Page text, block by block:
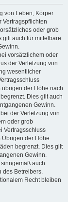
von Leben, Körper
Vertragspflichten
oder grob
gilt auch für mittelbare
vorsätzlichem oder
der Verletzung von
wesentlicher
der Höhe nach
Dies gilt auch
Gewinn.
der Verletzung von
oder grob
Vertragsschluss
der Höhe
begrenzt. Dies gilt
Gewinn.
auch
Betreibers.
Recht bleiben